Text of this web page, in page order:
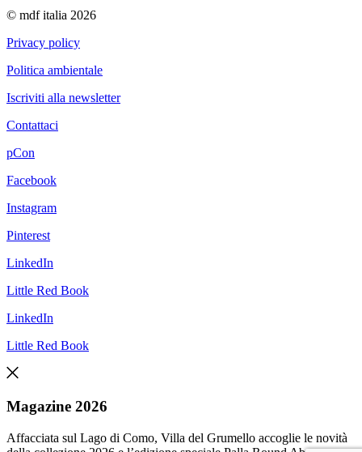
© mdf italia 2026
Privacy policy
Politica ambientale
Iscriviti alla newsletter
Contattaci
pCon
Facebook
Instagram
Pinterest
LinkedIn
Little Red Book
LinkedIn
Little Red Book
Magazine 2026
Affacciata sul Lago di Como, Villa del Grumello accoglie le novità